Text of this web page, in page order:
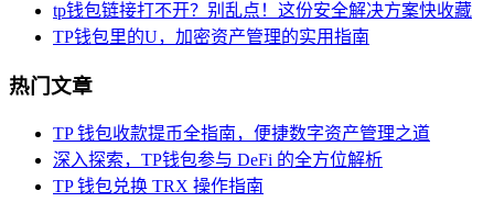
tp钱包链接打不开？别乱点！这份安全解决方案快收藏
TP钱包里的U，加密资产管理的实用指南
热门文章
TP 钱包收款提币全指南，便捷数字资产管理之道
深入探索，TP钱包参与 DeFi 的全方位解析
TP 钱包兑换 TRX 操作指南